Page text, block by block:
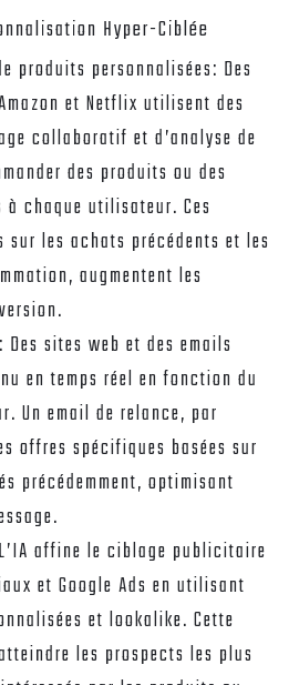
Hyper-Ciblée
produits personnalisées: Des
et Netflix utilisent des
collaboratif et d’analyse de
des produits ou des
chaque utilisateur. Ces
sur les achats précédents et les
augmentent les
Des sites web et des emails
en temps réel en fonction du
Un email de relance, par
offres spécifiques basées sur
précédemment, optimisant
L’IA affine le ciblage publicitaire
et Google Ads en utilisant
et lookalike. Cette
les prospects les plus